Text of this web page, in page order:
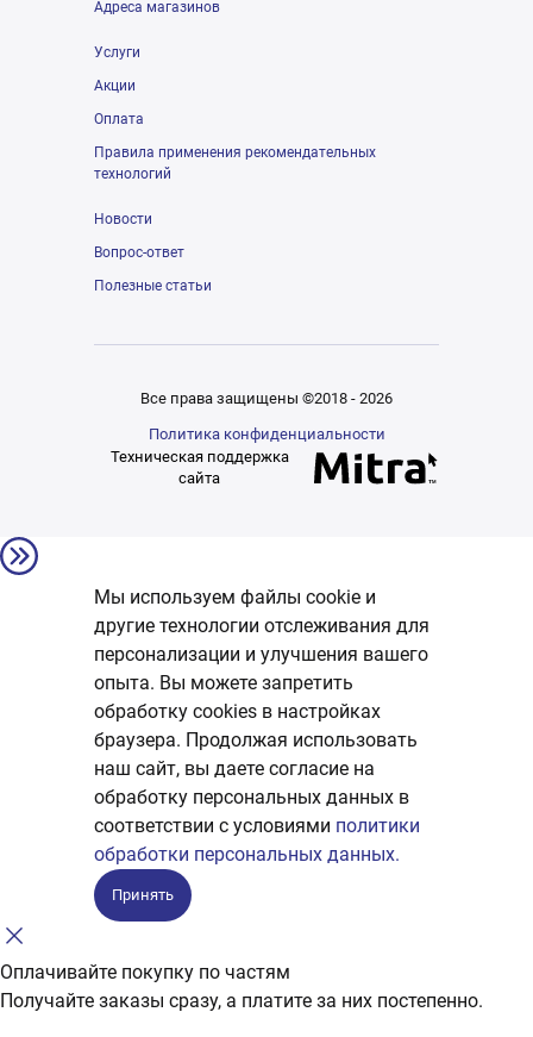
Адреса магазинов
Услуги
Акции
Оплата
Правила применения рекомендательных
технологий
Новости
Вопрос-ответ
Полезные статьи
Все права защищены ©2018 - 2026
Политика конфиденциальности
Техническая поддержка
сайта
Мы используем файлы cookie и
другие технологии отслеживания для
персонализации и улучшения вашего
опыта. Вы можете запретить
обработку сookies в настройках
браузера. Продолжая использовать
наш сайт, вы даете согласие на
обработку персональных данных в
соответствии с условиями политики
обработки персональных данных.
Принять
Оплачивайте покупку по частям
Получайте заказы сразу, а платите за них постепенно.